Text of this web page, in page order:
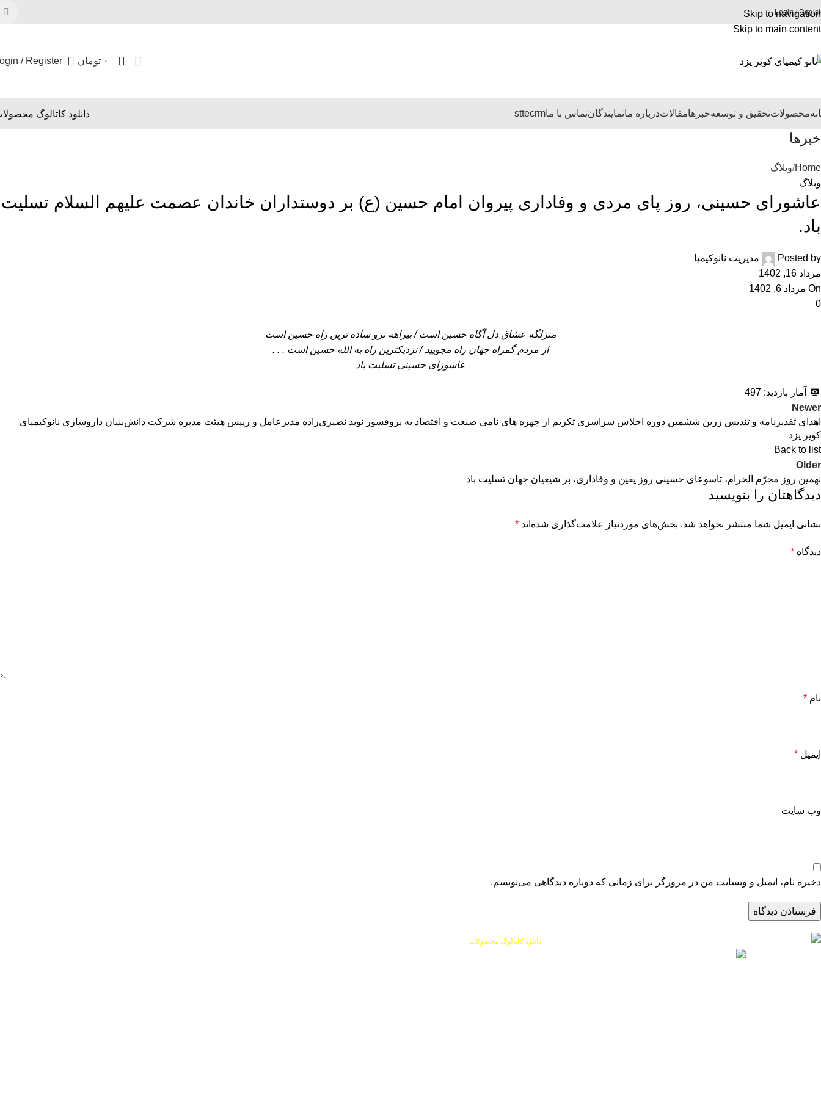
Skip to navigation
Skip to main content
Login /
0 ۰ تومان / Register
محصولاتتحقیق و توسعهخبرهامقالاتدرباره مانمایندگانتماس با ماcrm
stte دانلود کاتالوگ
خبرها
Home وبلاگ
وبلاگ
عاشورای حسینی، روز پای مردی و وفاداری پیروان امام حسین (ع) بر دوستداران خاندان عصمت علیهم السلام تسلیت
باد.
Posted by
مدیریت نانوکیمیا
مرداد 16, 1402
On مرداد 6, 1402
0
منزلگه عشاق دل آگاه حسین است / بیراهه نرو ساده ترین راه حسین است
از مردم گمراه جهان راه مجویید / نزدیکترین راه به الله حسین است . . .
عاشورای حسینی تسلیت باد
آمار بازدید: 497
Newer
اهدای تقدیرنامه و تندیس زرین ششمین دوره اجلاس سراسری تکریم از چهره های نامی صنعت و اقتصاد به پروفسور نوید نصیری‌زاده مدیرعامل و رییس هیئت مدیره شرکت دانش‌بنیان داروسازی نانوکیمیای
کویر یزد
Back to list
Older
نهمین روز محرّم الحرام، تاسوعای حسینی روز یقین و وفاداری، بر شیعیان جهان تسلیت باد
دیدگاهتان را بنویسید
نشانی ایمیل شما منتشر نخواهد شد. بخش‌های موردنیاز علامت‌گذاری شده‌اند *
دیدگاه *
نام *
ایمیل *
وب‌ سایت
ذخیره نام، ایمیل و وبسایت من در مرورگر برای زمانی که دوباره دیدگاهی می‌نویسم.
دانلود کاتالوگ محصولات